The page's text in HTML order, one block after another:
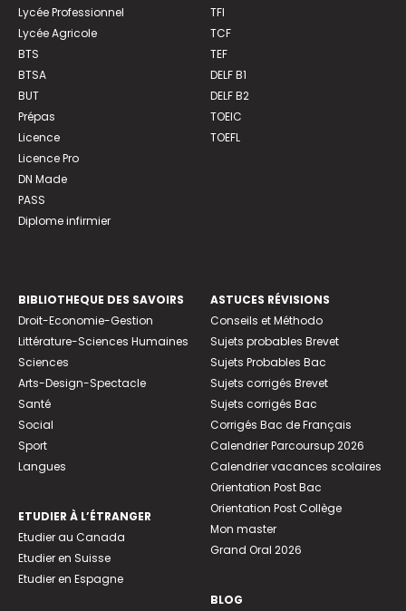
Lycée Professionnel
Lycée Agricole
BTS
BTSA
BUT
Prépas
Licence
Licence Pro
DN Made
PASS
Diplome infirmier
TFI
TCF
TEF
DELF B1
DELF B2
TOEIC
TOEFL
BIBLIOTHEQUE DES SAVOIRS
Droit-Economie-Gestion
Littérature-Sciences Humaines
Sciences
Arts-Design-Spectacle
Santé
Social
Sport
Langues
ETUDIER À L’ÉTRANGER
Etudier au Canada
Etudier en Suisse
Etudier en Espagne
ASTUCES RÉVISIONS
Conseils et Méthodo
Sujets probables Brevet
Sujets Probables Bac
Sujets corrigés Brevet
Sujets corrigés Bac
Corrigés Bac de Français
Calendrier Parcoursup 2026
Calendrier vacances scolaires
Orientation Post Bac
Orientation Post Collège
Mon master
Grand Oral 2026
BLOG